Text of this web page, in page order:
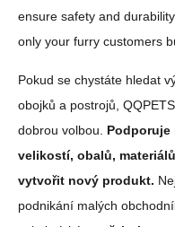
ensure safety and
only your furry customers
Pokud se chystáte hledat
obojků a postrojů,
dobrou volbou. Podporuje
velikostí, obalů,
vytvořit nový produkt.
podnikání malých